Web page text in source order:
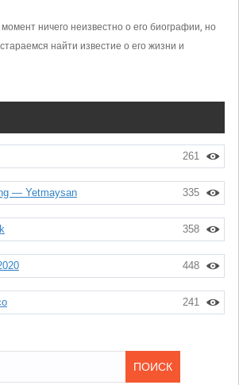
ничего неизвестно о его биографии, но
найти известие о его жизни и
261
335
— Yetmaysan
358
448
241